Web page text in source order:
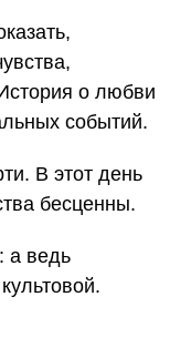
о любви
событий.
В этот день
бесценны.
: а ведь